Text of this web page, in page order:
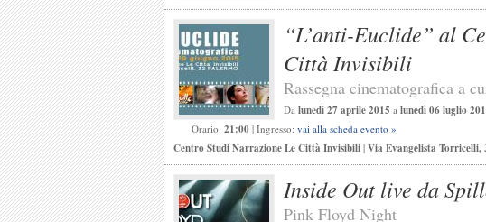
“L’anti-Euclide” al
Città Invisibili
Rassegna cinematografica a
Da lunedì 27 aprile 2015 a lunedì 06 luglio
Orario: 21:00 | Ingresso: vai alla scheda evento »
Centro Studi Narrazione Le Città Invisibili | Via Evangelista Torricelli,
Inside Out live da
Pink Floyd Night